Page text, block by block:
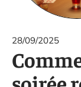
28/09/2025